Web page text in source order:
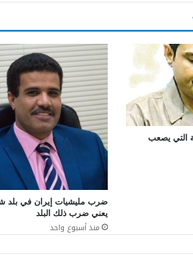
التي يصعب
ضرب مليشيات إيران في بلد
يعني ضرب ذلك البلد
منذ أسبوع واحد